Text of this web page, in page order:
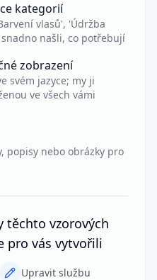
kategorií
vlasů', 'Údržba
našli, co potřebují
zobrazení
svém jazyce; my ji
ve všech vámi
popisy nebo obrázky pro
těchto vzorových
pro vás vytvořili
Upravit službu